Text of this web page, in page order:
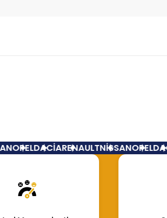
OPELDACİARENAULTNİSSANOPEL